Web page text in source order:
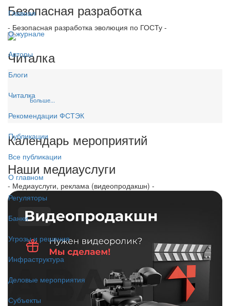
Главная
О журнале
Авторы
Блоги
Читалка
Рекомендации ФСТЭК
Публикации
Все публикации
О главном
Регуляторы
Банки
Угрозы и решения
Инфраструктура
Деловые мероприятия
Субъекты
Безопасная разработка
- Безопасная разработка эволюция по ГОСТу -
Читалка
Больше...
Календарь мероприятий
Наши медиауслуги
- Медиауслуги, реклама (видеопродакшн) -